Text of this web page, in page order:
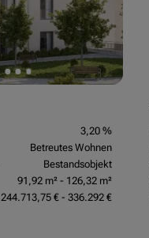
3,20 %
Betreutes Wohnen
Bestandsobjekt
91,92 m² - 126,32 m²
244.713,75 € - 336.292 €